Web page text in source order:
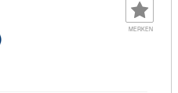
MERKEN